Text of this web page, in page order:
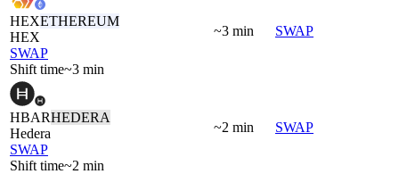
HEXETHEREUM
HEX
SWAP
Shift time~3 min
~3 min SWAP
HBARHEDERA
Hedera
SWAP
Shift time~2 min
~2 min SWAP